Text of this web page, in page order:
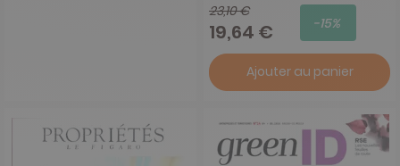
23,10 €
19,64 € -15%
Ajouter au panier